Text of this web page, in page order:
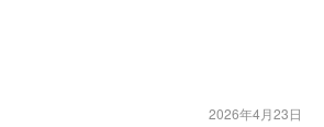
2026年4月23日